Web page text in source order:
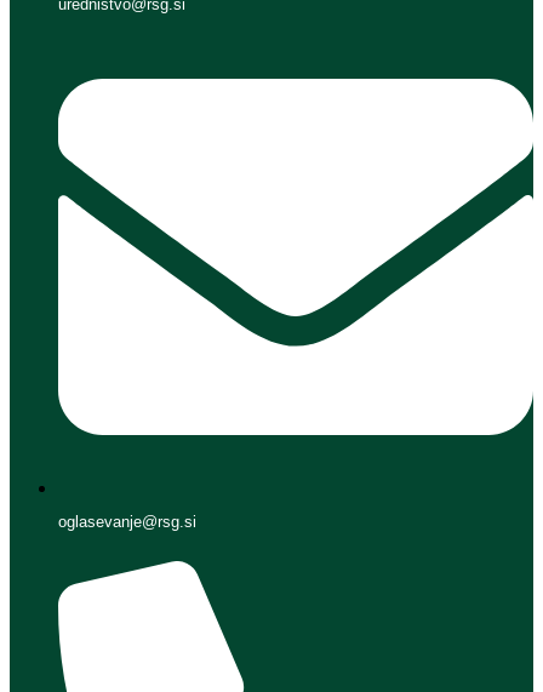
urednistvo@rsg.si
oglasevanje@rsg.si